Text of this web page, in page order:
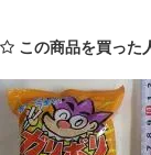
この商品を買った